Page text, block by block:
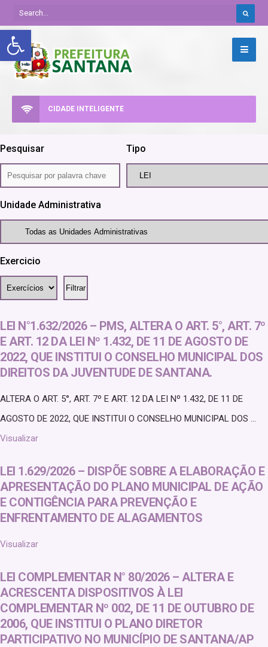
Abrir a barra de ferramentas
CIDADE INTELIGENTE
Pesquisar Tipo
Unidade Administrativa
Exercicio
LEI N°1.632/2026 – PMS, ALTERA O ART. 5°, ART. 7º
E ART. 12 DA LEI Nº 1.432, DE 11 DE AGOSTO DE
2022, QUE INSTITUI O CONSELHO MUNICIPAL DOS
DIREITOS DA JUVENTUDE DE SANTANA.
ALTERA O ART. 5°, ART. 7º E ART. 12 DA LEI Nº 1.432, DE 11 DE
AGOSTO DE 2022, QUE INSTITUI O CONSELHO MUNICIPAL DOS ...
Visualizar
LEI 1.629/2026 – DISPÕE SOBRE A ELABORAÇÃO E
APRESENTAÇÃO DO PLANO MUNICIPAL DE AÇÃO
E CONTIGÊNCIA PARA PREVENÇÃO E
ENFRENTAMENTO DE ALAGAMENTOS
Visualizar
LEI COMPLEMENTAR N° 80/2026 – ALTERA E
ACRESCENTA DISPOSITIVOS À LEI
COMPLEMENTAR Nº 002, DE 11 DE OUTUBRO DE
2006, QUE INSTITUI O PLANO DIRETOR
PARTICIPATIVO NO MUNICÍPIO DE SANTANA/AP